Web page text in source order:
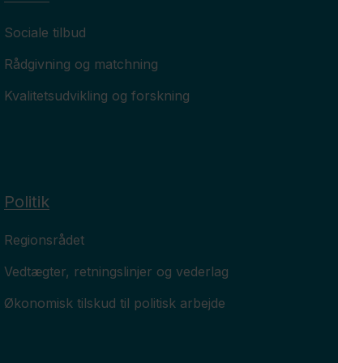
Sociale tilbud
Rådgivning og matchning
Kvalitetsudvikling og forskning
Politik
Regionsrådet
Vedtægter, retningslinjer og vederlag
Økonomisk tilskud til politisk arbejde